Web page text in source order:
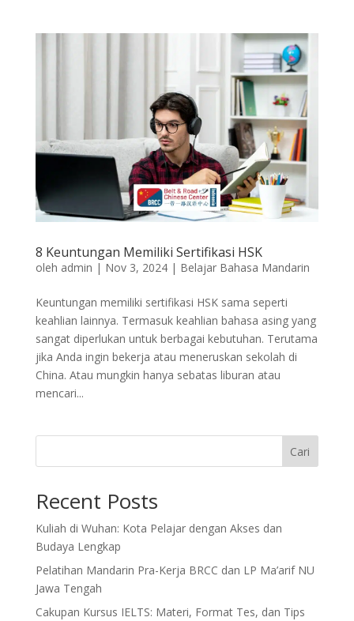
8 Keuntungan Memiliki Sertifikasi HSK
oleh admin | Nov 3, 2024| Belajar Bahasa Mandarin
Keuntungan memiliki sertifikasi HSK sama seperti
keahlian lainnya. Termasuk keahlian bahasa asing yang
sangat diperlukan untuk berbagai kebutuhan. Terutama
jika Anda ingin bekerja atau meneruskan sekolah di
China. Atau mungkin hanya sebatas liburan atau
mencari...
Cari
Recent Posts
Kuliah di Wuhan: Kota Pelajar dengan Akses dan
Budaya Lengkap
Pelatihan Mandarin Pra-Kerja BRCC dan LP Ma’arif NU
Jawa Tengah
Cakupan Kursus IELTS: Materi, Format Tes, dan Tips